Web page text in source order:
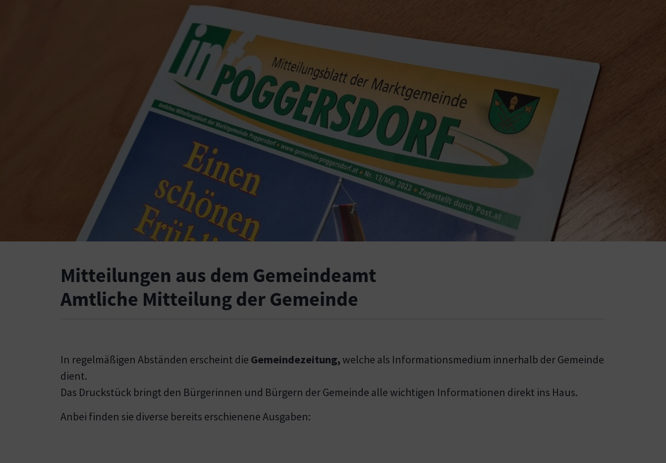
Mitteilungen aus dem Gemeindeamt
Amtliche Mitteilung der Gemeinde
In regelmäßigen Abständen erscheint die Gemeindezeitung, welche als Informationsmedium innerhalb der Gemeinde
dient.
Das Druckstück bringt den Bürgerinnen und Bürgern der Gemeinde alle wichtigen Informationen direkt ins Haus.
Anbei finden sie diverse bereits erschienene Ausgaben: